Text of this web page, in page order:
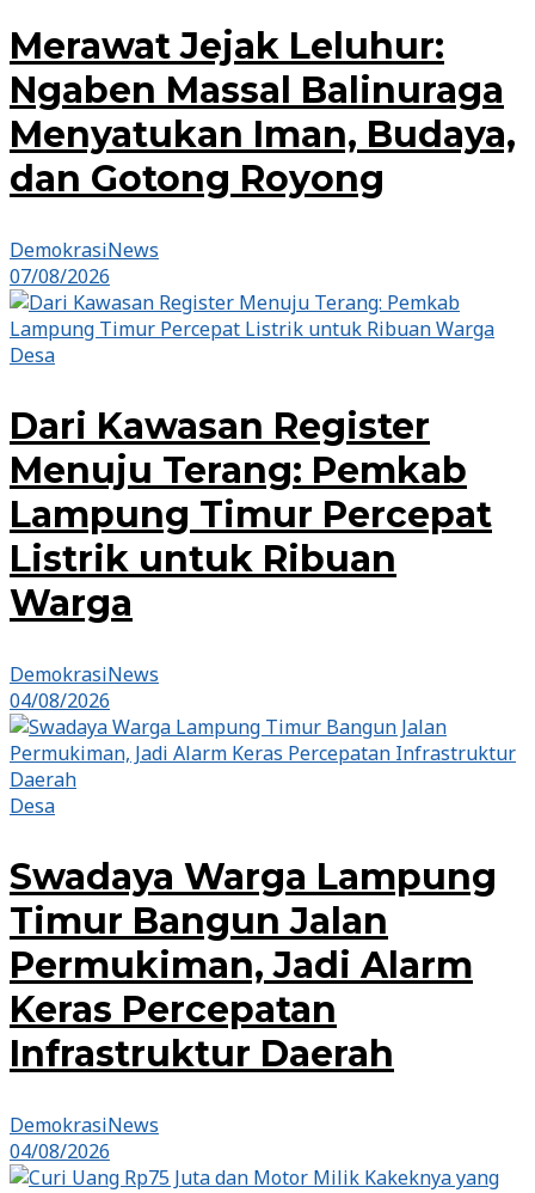
Merawat Jejak Leluhur:
Ngaben Massal Balinuraga
Menyatukan Iman, Budaya,
dan Gotong Royong
DemokrasiNews
07/08/2026
Desa
Dari Kawasan Register
Menuju Terang: Pemkab
Lampung Timur Percepat
Listrik untuk Ribuan
Warga
DemokrasiNews
04/08/2026
Desa
Swadaya Warga Lampung
Timur Bangun Jalan
Permukiman, Jadi Alarm
Keras Percepatan
Infrastruktur Daerah
DemokrasiNews
04/08/2026